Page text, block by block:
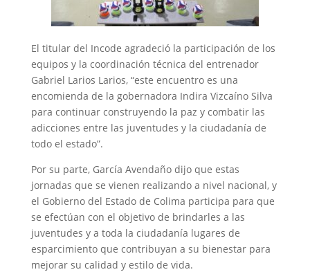
El titular del Incode agradeció la participación de los
equipos y la coordinación técnica del entrenador
Gabriel Larios Larios, “este encuentro es una
encomienda de la gobernadora Indira Vizcaíno Silva
para continuar construyendo la paz y combatir las
adicciones entre las juventudes y la ciudadanía de
todo el estado”.
Por su parte, García Avendaño dijo que estas
jornadas que se vienen realizando a nivel nacional, y
el Gobierno del Estado de Colima participa para que
se efectúan con el objetivo de brindarles a las
juventudes y a toda la ciudadanía lugares de
esparcimiento que contribuyan a su bienestar para
mejorar su calidad y estilo de vida.